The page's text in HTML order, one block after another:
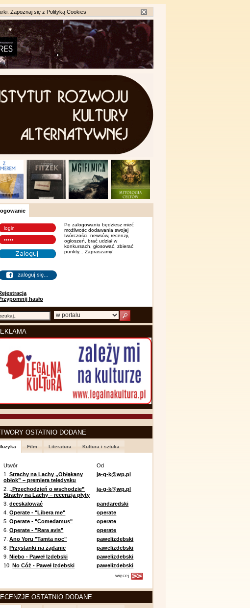
Zapoznaj się z Polityką Cookies
hasło
Po zalogowaniu będziesz mieć
możliwośc dodawania swojej
twórczości, newsów, recenzji,
ogłoszeń, brać udział w
konkursach, głosować, zbierać
punkty... Zapraszamy!
OSTATNIO DODANE
Film Literatura Kultura i sztuka
Utwór
Od
1.Strachy na Lachy „Obłąkany
obłok” – premiera teledysku
ja-g-k@wp.pl
2.„Przechodzień o wschodzie”
Strachy na Lachy – recenzja płyty
ja-g-k@wp.pl
3.deeskalować
pandaredski
4.Operate - "Libera me"
operate
5.Operate - "Comedamus"
operate
6.Operate - "Rara avis"
operate
7.Ano Yoru "Tamta noc"
pawelizdebski
8.Przystanki na żądanie
pawelizdebski
9.Niebo - Paweł Izdebski
pawelizdebski
10.No Cóż - Paweł Izdebski pawelizdebski
więcej
OSTATNIO DODANE